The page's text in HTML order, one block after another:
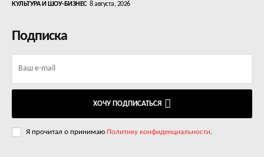
КУЛЬТУРА И ШОУ-БИЗНЕС 8 августа, 2026
Подписка
ХОЧУ ПОДПИСАТЬСЯ
Я прочитал о принимаю Политику конфиденциальности.